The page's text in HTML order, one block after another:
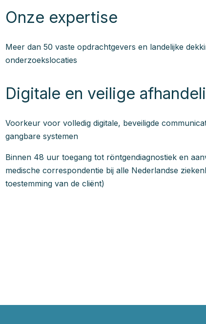
Onze expertise
Meer dan 50 vaste opdrachtgevers en landelijke
onderzoekslocaties
Digitale en veilige
Voorkeur voor volledig digitale, beveiligde
gangbare systemen
Binnen 48 uur toegang tot röntgendiagnostiek en
medische correspondentie bij alle Nederlandse
toestemming van de cliënt)